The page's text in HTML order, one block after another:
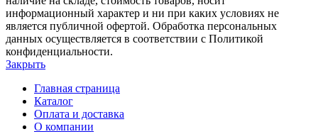
информационный характер и ни при каких условиях не
является публичной офертой. Обработка персональных
данных осуществляется в соответствии с Политикой
конфиденциальности.
Закрыть
Главная страница
Каталог
Оплата и доставка
О компании